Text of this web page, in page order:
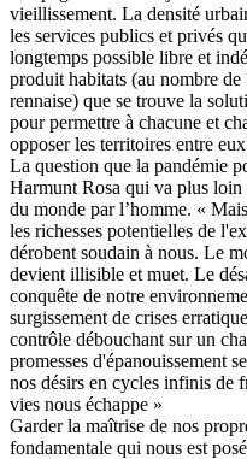
vieillissement. La densité
les services publics et privés
longtemps possible libre et
produit habitats (au nombre
rennaise) que se trouve la
pour permettre à chacune et
opposer les territoires entre
La question que la pandémie
Harmunt Rosa qui va plus
du monde par l’homme. «
les richesses potentielles de
dérobent soudain à nous. Le
devient illisible et muet. Le
conquête de notre
surgissement de crises
contrôle débouchant sur un
promesses d'épanouissement
nos désirs en cycles infinis de
vies nous échappe »
Garder la maîtrise de nos
fondamentale qui nous est